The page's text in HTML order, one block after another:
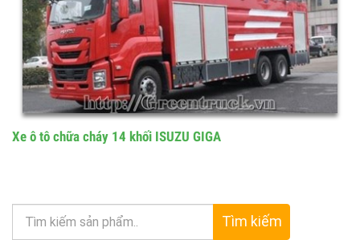
Xe tiếp nước chữa cháy 12 khối Hino FM